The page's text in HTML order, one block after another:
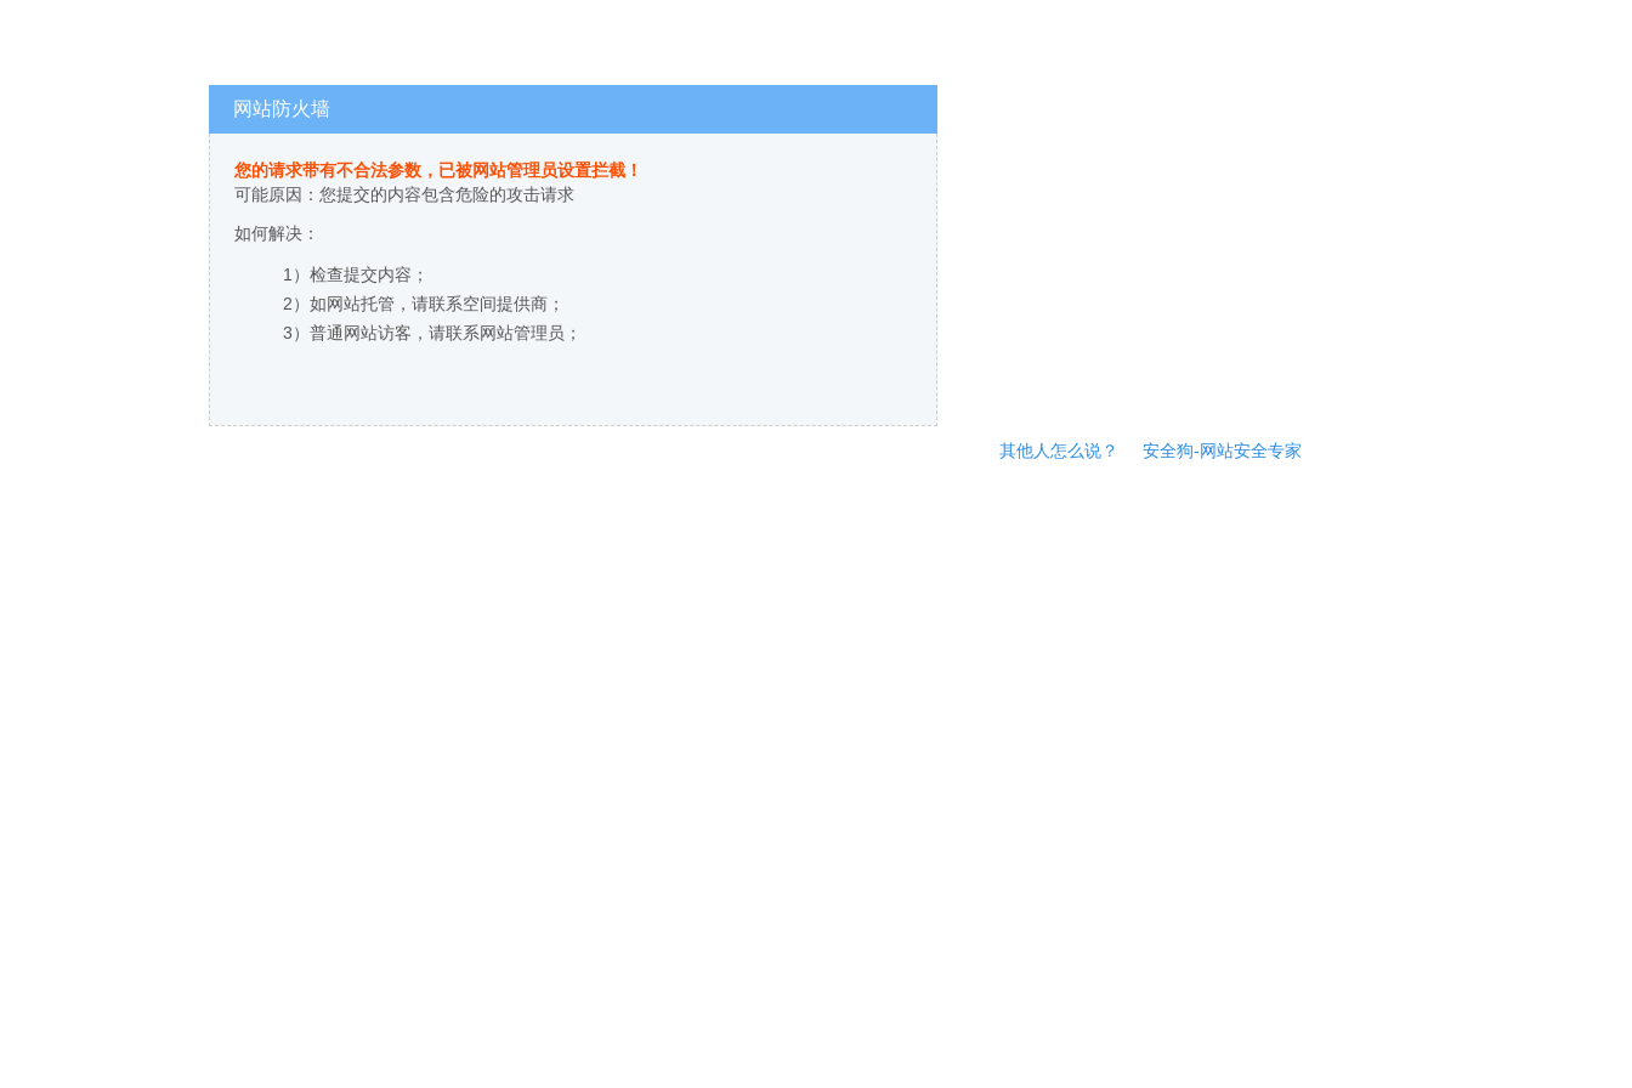
网站防火墙
您的请求带有不合法参数，已被网站管理员设置拦截！
可能原因：您提交的内容包含危险的攻击请求
如何解决：
1）检查提交内容；
2）如网站托管，请联系空间提供商；
3）普通网站访客，请联系网站管理员；
其他人怎么说？ 安全狗-网站安全专家